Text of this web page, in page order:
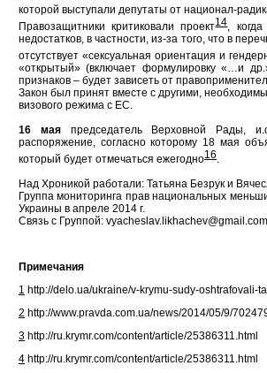
которой выступали депутаты от национал-
Правозащитники критиковали проект14,
недостатков, в частности, из-за того, что в
отсутствует «сексуальная ориентация и
«открытый» (включает формулировку «…и
признаков – будет зависеть от
Закон был принят вместе с другими,
визового режима с ЕС.
16 маяпредседатель Верховной Рады,
распоряжение, согласно которому 18 мая
который будет отмечаться ежегодно16.
Над Хроникой работали: Татьяна Безрук и
Группа мониторинга прав национальных
Украины в апреле 2014 г.
Связь с Группой: vyacheslav.likhachev@gmail.com
Примечания
1 http://delo.ua/ukraine/v-krymu-sudy-oshtrafovali-
2 http://www.pravda.com.ua/news/2014/05/9/
3 http://ru.krymr.com/content/article/25386311.html
4 http://ru.krymr.com/content/article/25386311.html